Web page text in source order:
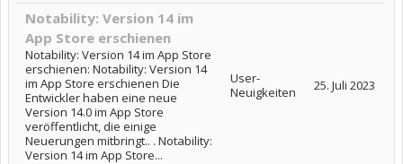
Notability: Version 14 im
App Store erschienen
Notability: Version 14 im App Store
erschienen: Notability: Version 14
im App Store erschienen Die
Entwickler haben eine neue
Version 14.0 im App Store
veröffentlicht, die einige
Neuerungen mitbringt.. . Notability:
Version 14 im App Store...
User-
Neuigkeiten
25. Juli 2023